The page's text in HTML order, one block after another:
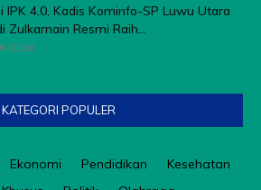
IPK 4.0, Kadis Kominfo-SP Luwu Utara
Zulkarnain Resmi Raih...
2026
KATEGORI POPULER
Ekonomi Pendidikan
Kesehatan